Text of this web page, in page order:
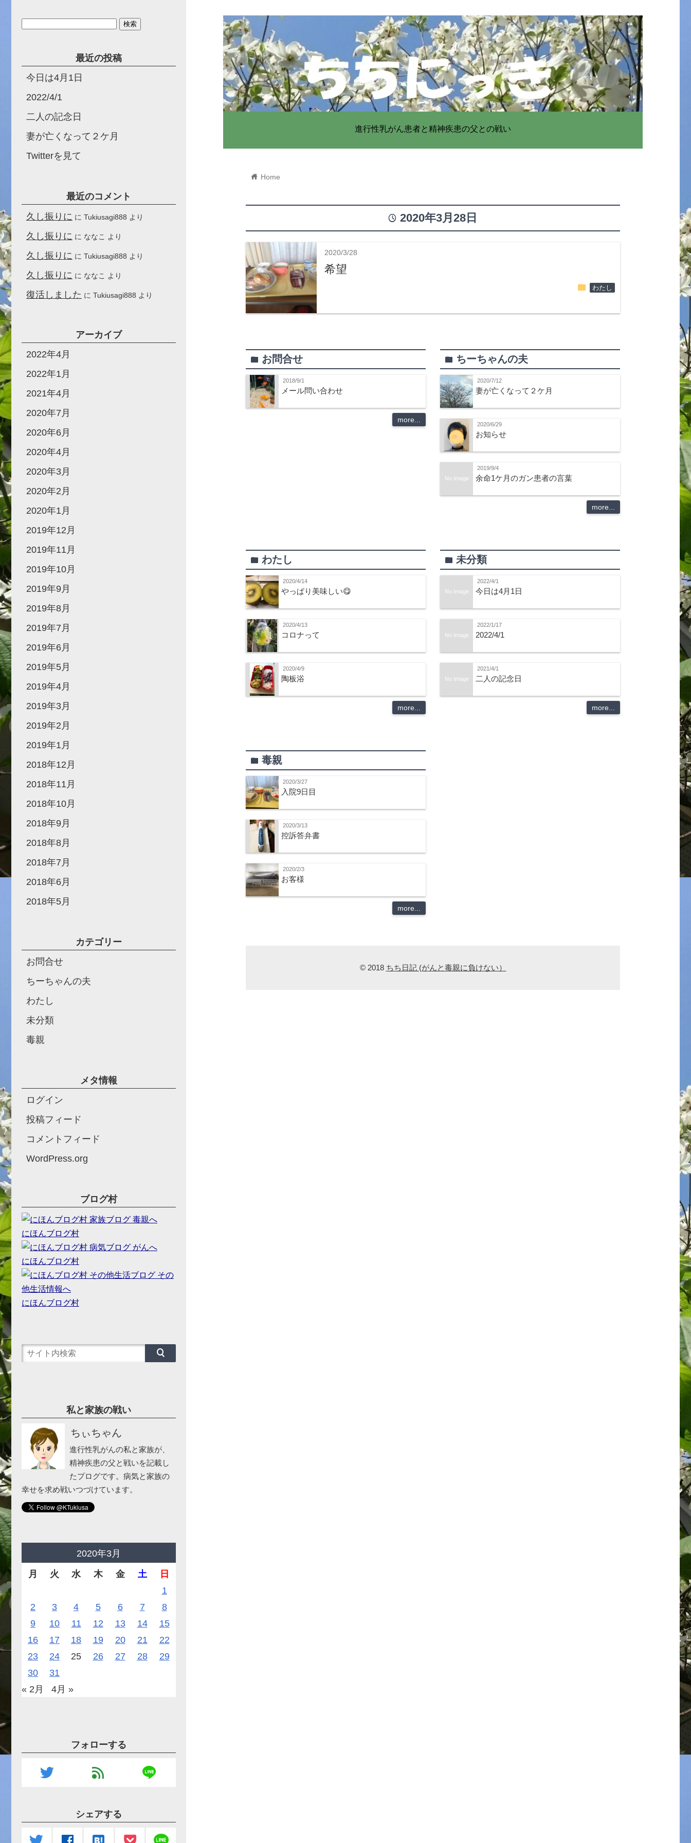
進行性乳がん患者と精神疾患の父との戦い
home Home
time 2020年3月28日
2020/3/28
希望
folder わたし
folder お問合せ
2018/9/1
メール問い合わせ
more...
folder ちーちゃんの夫
2020/7/12
妻が亡くなって２ケ月
2020/6/29
お知らせ
No Image
2019/9/4
余命1ケ月のガン患者の言葉
more...
folder わたし
2020/4/14
やっぱり美味しい😋
2020/4/13
コロナって
2020/4/9
陶板浴
more...
folder 未分類
No Image
2022/4/1
今日は4月1日
No Image
2022/1/17
2022/4/1
No Image
2021/4/1
二人の記念日
more...
folder 毒親
2020/3/27
入院9日目
2020/3/13
控訴答弁書
2020/2/3
お客様
more...
© 2018 ちち日記 (がんと毒親に負けない）
最近の投稿
今日は4月1日
2022/4/1
二人の記念日
妻が亡くなって２ケ月
Twitterを見て
最近のコメント
久し振りに に Tukiusagi888 より
久し振りに に ななこ より
久し振りに に Tukiusagi888 より
久し振りに に ななこ より
復活しました に Tukiusagi888 より
アーカイブ
2022年4月
2022年1月
2021年4月
2020年7月
2020年6月
2020年4月
2020年3月
2020年2月
2020年1月
2019年12月
2019年11月
2019年10月
2019年9月
2019年8月
2019年7月
2019年6月
2019年5月
2019年4月
2019年3月
2019年2月
2019年1月
2018年12月
2018年11月
2018年10月
2018年9月
2018年8月
2018年7月
2018年6月
2018年5月
カテゴリー
お問合せ
ちーちゃんの夫
わたし
未分類
毒親
メタ情報
ログイン
投稿フィード
コメントフィード
WordPress.org
ブログ村
にほんブログ村
にほんブログ村
にほんブログ村
私と家族の戦い
ちぃちゃん
進行性乳がんの私と家族が、
精神疾患の父と戦いを記載し
たプログです。病気と家族の
幸せを求め戦いつづけています。
2020年3月
月
火 水 木 金 土
日
1
2
3 4 5 6 7
8
9
10 11 12 13 14
15
16
17 18 19 20 21
22
23
24 25 26 27 28
29
30
31
« 2月
4月 »
フォローする
twitter feed line
シェアする